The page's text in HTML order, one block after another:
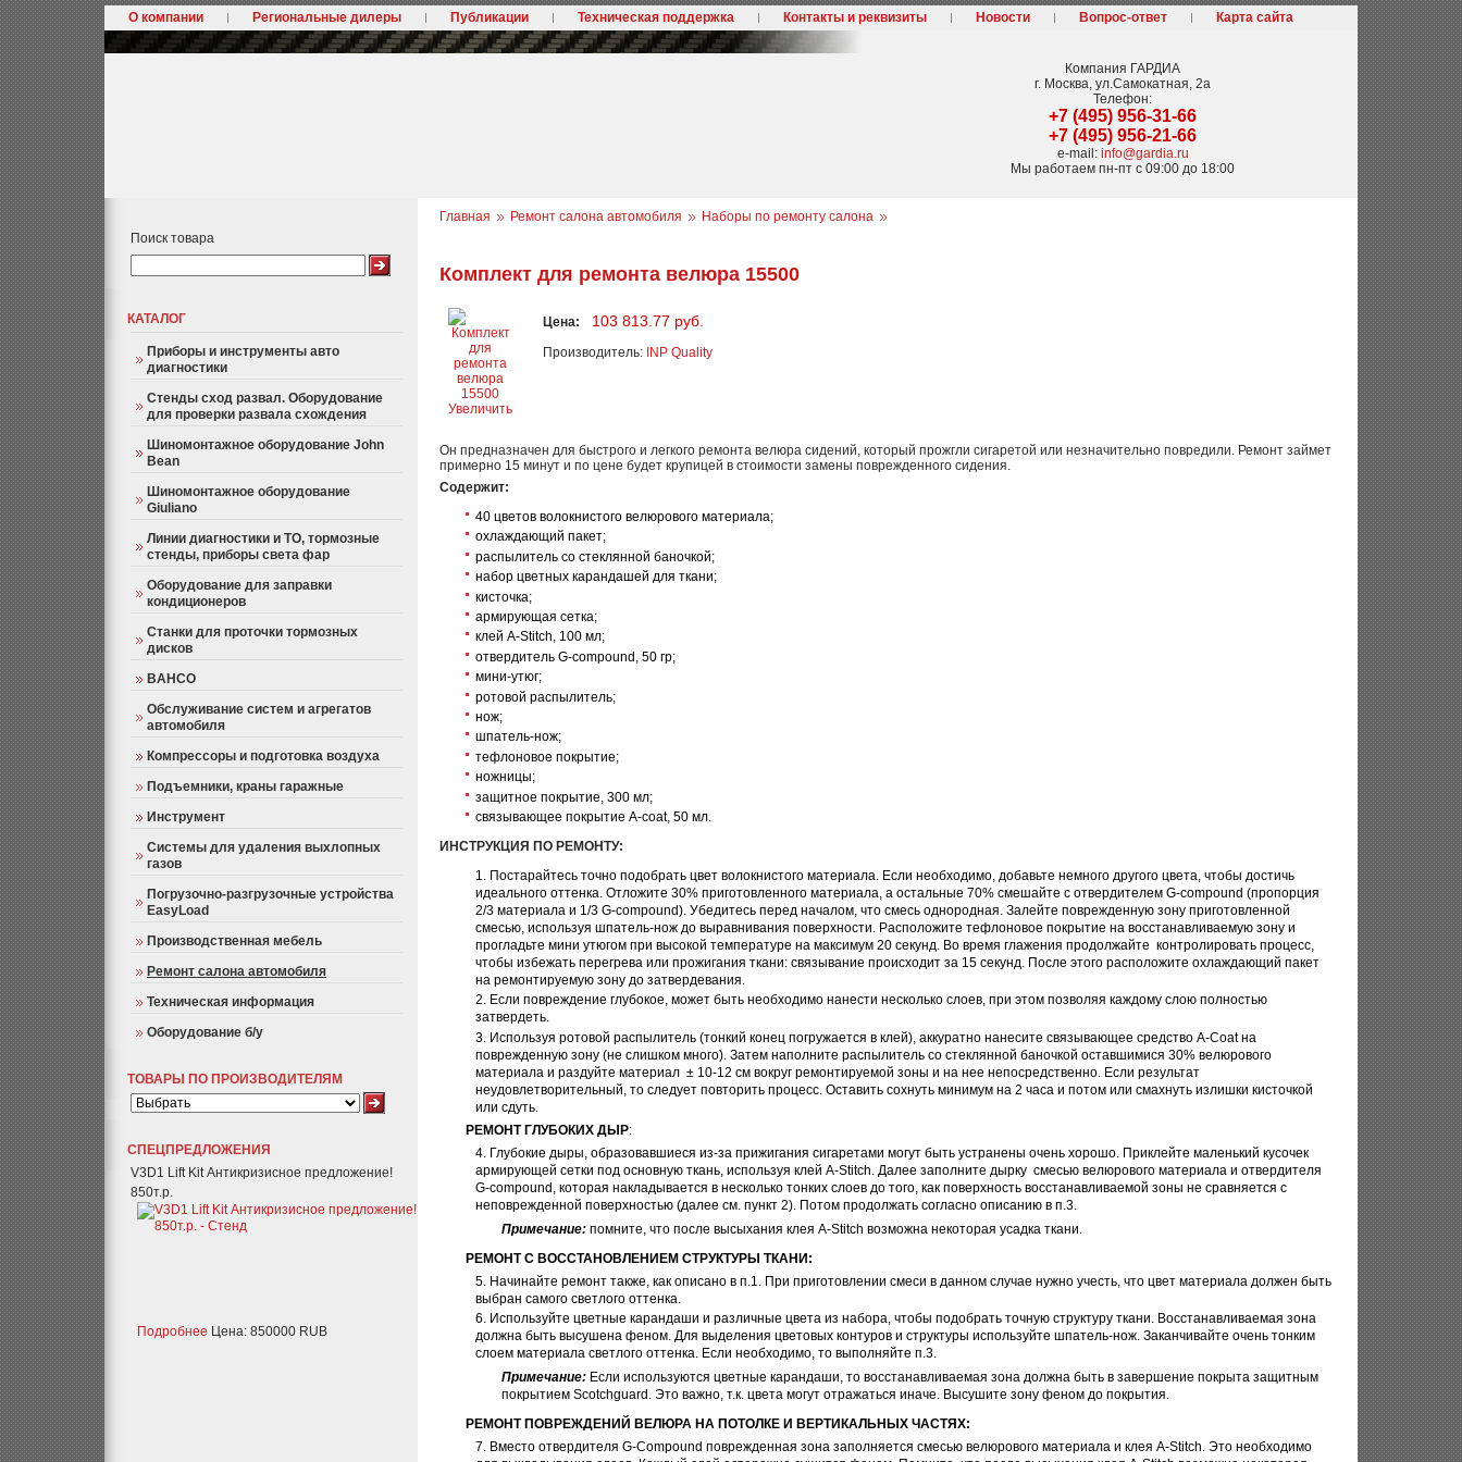
О компании Региональные дилеры Публикации Техническая поддержка Контакты и реквизиты Новости Вопрос-ответ Карта сайта
Компания ГАРДИА
г. Москва, ул.Самокатная, 2а
Телефон:
+7 (495) 956-31-66
+7 (495) 956-21-66
e-mail: info@gardia.ru
Мы работаем пн-пт с 09:00 до 18:00
Поиск товара
КАТАЛОГ
Приборы и инструменты авто
диагностики
Стенды сход развал. Оборудование
для проверки развала схождения
Шиномонтажное оборудование John
Bean
Шиномонтажное оборудование
Giuliano
Линии диагностики и ТО, тормозные
стенды, приборы света фар
Оборудование для заправки
кондиционеров
Станки для проточки тормозных
дисков
BAHCO
Обслуживание систем и агрегатов
автомобиля
Компрессоры и подготовка воздуха
Подъемники, краны гаражные
Инструмент
Системы для удаления выхлопных
газов
Погрузочно-разгрузочные устройства
EasyLoad
Производственная мебель
Ремонт салона автомобиля
Техническая информация
Оборудование б/у
ТОВАРЫ ПО ПРОИЗВОДИТЕЛЯМ
СПЕЦПРЕДЛОЖЕНИЯ
V3D1 Lift Kit Антикризисное предложение!
850т.р.
Подробнее Цена: 850000 RUB
Главная Ремонт салона автомобиля Наборы по ремонту салона
Комплект для ремонта велюра 15500
Увеличить
Цена: 103 813.77 руб.
Производитель: INP Quality
Он предназначен для быстрого и легкого ремонта велюра сидений, который прожгли сигаретой или незначительно повредили. Ремонт займет
примерно 15 минут и по цене будет крупицей в стоимости замены поврежденного сидения.
Содержит:
40 цветов волокнистого велюрового материала;
охлаждающий пакет;
распылитель со стеклянной баночкой;
набор цветных карандашей для ткани;
кисточка;
армирующая сетка;
клей A-Stitch, 100 мл;
отвердитель G-compound, 50 гр;
мини-утюг;
ротовой распылитель;
нож;
шпатель-нож;
тефлоновое покрытие;
ножницы;
защитное покрытие, 300 мл;
связывающее покрытие A-coat, 50 мл.
ИНСТРУКЦИЯ ПО РЕМОНТУ:
Постарайтесь точно подобрать цвет волокнистого материала. Если необходимо, добавьте немного другого цвета, чтобы достичь
идеального оттенка. Отложите 30% приготовленного материала, а остальные 70% смешайте с отвердителем G-compound (пропорция
2/3 материала и 1/3 G-compound). Убедитесь перед началом, что смесь однородная. Залейте поврежденную зону приготовленной
смесью, используя шпатель-нож до выравнивания поверхности. Расположите тефлоновое покрытие на восстанавливаемую зону и
прогладьте мини утюгом при высокой температуре на максимум 20 секунд. Во время глажения продолжайте контролировать процесс,
чтобы избежать перегрева или прожигания ткани: связывание происходит за 15 секунд. После этого расположите охлаждающий пакет
на ремонтируемую зону до затвердевания.
Если повреждение глубокое, может быть необходимо нанести несколько слоев, при этом позволяя каждому слою полностью
затвердеть.
Используя ротовой распылитель (тонкий конец погружается в клей), аккуратно нанесите связывающее средство A-Сoat на
поврежденную зону (не слишком много). Затем наполните распылитель со стеклянной баночкой оставшимися 30% велюрового
материала и раздуйте материал ± 10-12 см вокруг ремонтируемой зоны и на нее непосредственно. Если результат
неудовлетворительный, то следует повторить процесс. Оставить сохнуть минимум на 2 часа и потом или смахнуть излишки кисточкой
или сдуть.
РЕМОНТ ГЛУБОКИХ ДЫР:
Глубокие дыры, образовавшиеся из-за прижигания сигаретами могут быть устранены очень хорошо. Приклейте маленький кусочек
армирующей сетки под основную ткань, используя клей A-Stitch. Далее заполните дырку смесью велюрового материала и отвердителя
G-compound, которая накладывается в несколько тонких слоев до того, как поверхность восстанавливаемой зоны не сравняется с
неповрежденной поверхностью (далее см. пункт 2). Потом продолжать согласно описанию в п.3.
Примечание: помните, что после высыхания клея A-Stitch возможна некоторая усадка ткани.
РЕМОНТ С ВОССТАНОВЛЕНИЕМ СТРУКТУРЫ ТКАНИ:
Начинайте ремонт также, как описано в п.1. При приготовлении смеси в данном случае нужно учесть, что цвет материала должен быть
выбран самого светлого оттенка.
Используйте цветные карандаши и различные цвета из набора, чтобы подобрать точную структуру ткани. Восстанавливаемая зона
должна быть высушена феном. Для выделения цветовых контуров и структуры используйте шпатель-нож. Заканчивайте очень тонким
слоем материала светлого оттенка. Если необходимо, то выполняйте п.3.
Примечание: Если используются цветные карандаши, то восстанавливаемая зона должна быть в завершение покрыта защитным
покрытием Scotchguard. Это важно, т.к. цвета могут отражаться иначе. Высушите зону феном до покрытия.
РЕМОНТ ПОВРЕЖДЕНИЙ ВЕЛЮРА НА ПОТОЛКЕ И ВЕРТИКАЛЬНЫХ ЧАСТЯХ:
Вместо отвердителя G-Compound поврежденная зона заполняется смесью велюрового материала и клея A-Stitch. Это необходимо